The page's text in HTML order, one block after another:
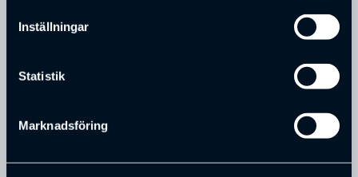
Inställningar
Statistik
Marknadsföring
E-POST